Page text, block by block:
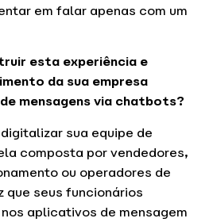
em falar apenas com um
esta experiência e
da sua empresa
mensagens via chatbots?
sua equipe de
composta por vendedores,
ou operadores de
que seus funcionários
aplicativos de mensagem